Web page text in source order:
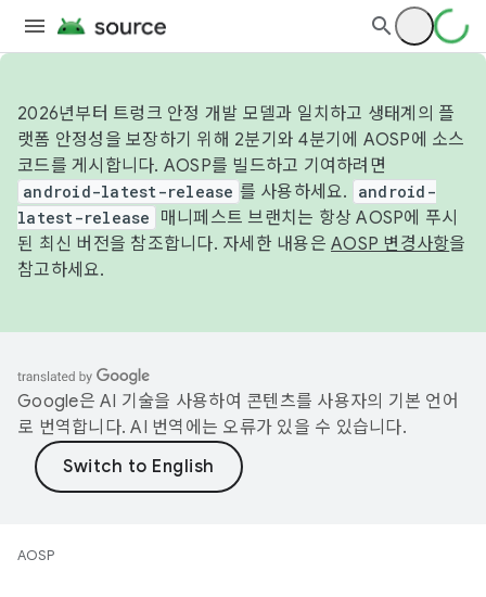
2026년부터 트렁크 안정 개발 모델과 일치하고 생태계의 플
랫폼 안정성을 보장하기 위해 2분기와 4분기에 AOSP에 소스
코드를 게시합니다. AOSP를 빌드하고 기여하려면
android-latest-release 를 사용하세요.
android-
latest-release
매니페스트 브랜치는 항상 AOSP에 푸시
된 최신 버전을 참조합니다. 자세한 내용은 AOSP 변경사항을
참고하세요.
Google은 AI 기술을 사용하여 콘텐츠를 사용자의 기본 언어
로 번역합니다. AI 번역에는 오류가 있을 수 있습니다.
AOSP